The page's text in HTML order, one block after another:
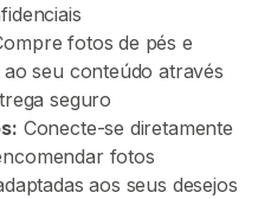
fotos de pés e
seu conteúdo através
seguro
Conecte-se diretamente
fotos
aos seus desejos